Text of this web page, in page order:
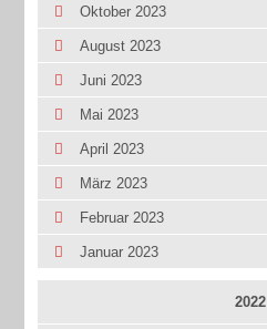
Oktober 2023
August 2023
Juni 2023
Mai 2023
April 2023
März 2023
Februar 2023
Januar 2023
2022